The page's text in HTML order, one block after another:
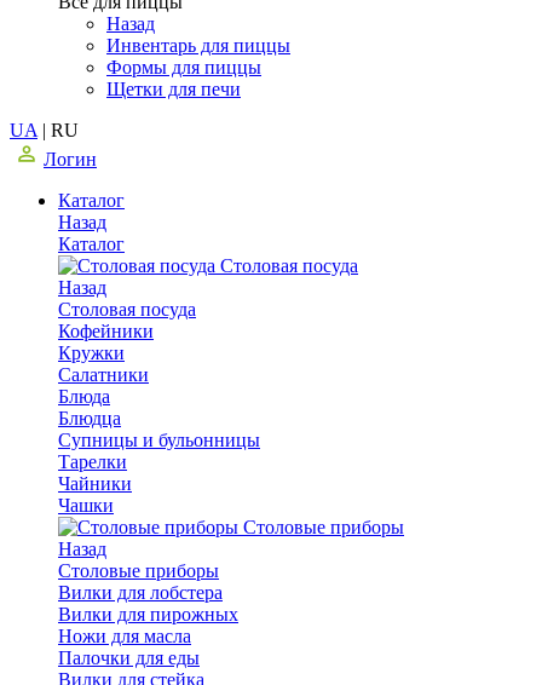
Назад
Инвентарь для пиццы
Формы для пиццы
Щетки для печи
UA | RU
Логин
Каталог
Назад
Каталог
Столовая посуда
Назад
Столовая посуда
Кофейники
Кружки
Салатники
Блюда
Блюдца
Супницы и бульонницы
Тарелки
Чайники
Чашки
Cтоловые приборы
Назад
Cтоловые приборы
Вилки для лобстера
Вилки для пирожных
Ножи для масла
Палочки для еды
Вилки для стейка